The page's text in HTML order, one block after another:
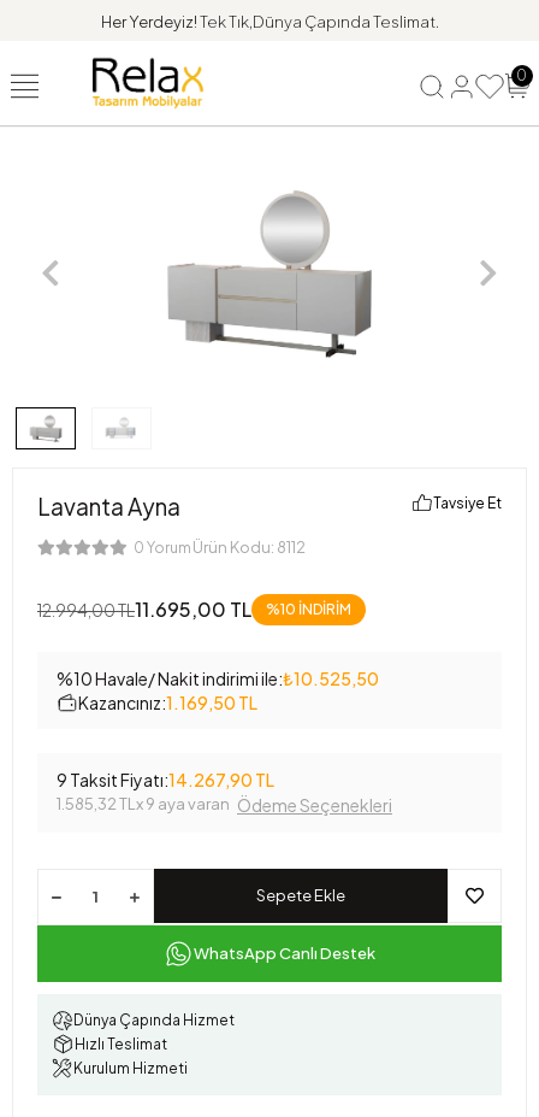
Her Yerdeyiz!Tek Tık,Dünya Çapında Teslimat.
0
Lavanta Ayna
0 Yorum Ürün Kodu: 8112
Tavsiye Et
12.994,00 TL11.695,00 TL %10 İNDİRİM
%10 Havale/ Nakit indirimi ile:₺10.525,50
Kazancınız:1.169,50 TL
9 Taksit Fiyatı:14.267,90 TL
1.585,32 TL x 9 aya varan Ödeme Seçenekleri
Sepete Ekle
WhatsApp Canlı Destek
Dünya Çapında Hizmet
Hızlı Teslimat
Kurulum Hizmeti